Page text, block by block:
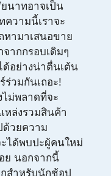
นาทอาจเป็น
วามนี้เราจะ
ามาเสนอขาย
ากกรอบเดิมๆ
ด้อย่างน่าตื่นเต้น
ร่วมกันเถอะ!
ม่พลาดที่จะ
หล่งรวมสินค้า
ด้วยความ
ได้พบปะผู้คนใหม่
ย นอกจากนี้
สำหรับนักช้อป